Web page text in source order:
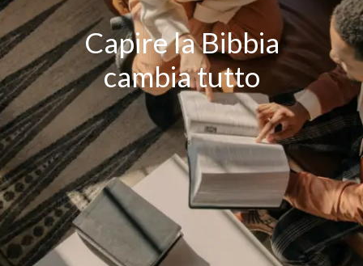
Capire la Bibbia
cambia tutto